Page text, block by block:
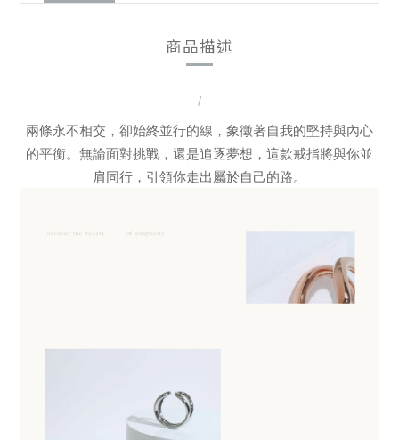
商品描述
/
兩條永不相交，卻始終並行的線，象徵著自我的堅持與內心
的平衡。 無論面對挑戰，還是追逐夢想，這款戒指將與你並
肩同行，引領你走出屬於自己的路。